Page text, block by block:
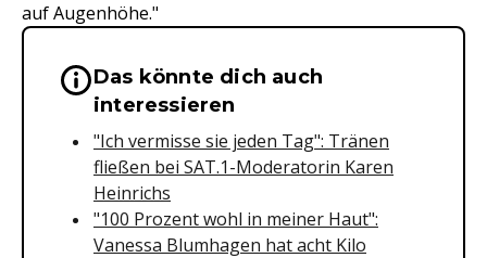
auf Augenhöhe."
Wichtige Hinweise &
Das könnte dich auch
interessieren
"Ich vermisse sie jeden Tag": Tränen
fließen bei SAT.1-Moderatorin Karen
Heinrichs
"100 Prozent wohl in meiner Haut":
Vanessa Blumhagen hat acht Kilo